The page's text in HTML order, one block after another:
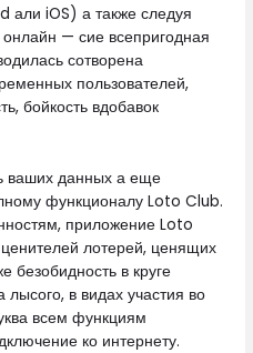
али iOS) а также следуя
— сие всепригодная
сотворена
пользователей,
бойкость вдобавок
ваших данных а еще
функционалу Loto Club.
приложение Loto
лотерей, ценящих
безобидность в круге
в видах участия во
всем функциям
ко интернету.